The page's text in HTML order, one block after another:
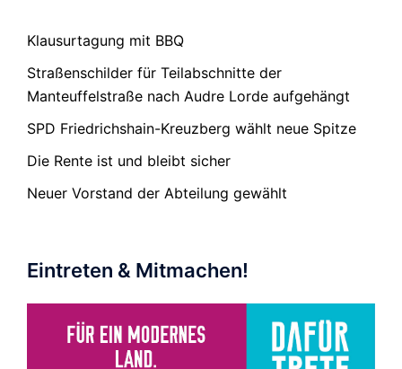
Klausurtagung mit BBQ
Straßenschilder für Teilabschnitte der
Manteuffelstraße nach Audre Lorde aufgehängt
SPD Friedrichshain-Kreuzberg wählt neue Spitze
Die Rente ist und bleibt sicher
Neuer Vorstand der Abteilung gewählt
Eintreten & Mitmachen!